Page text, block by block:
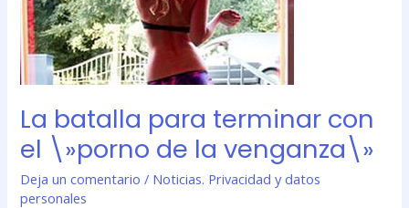
La batalla para terminar con
el \»porno de la venganza\»
Deja un comentario / Noticias. Privacidad y datos
personales
el
\»porno
de
la